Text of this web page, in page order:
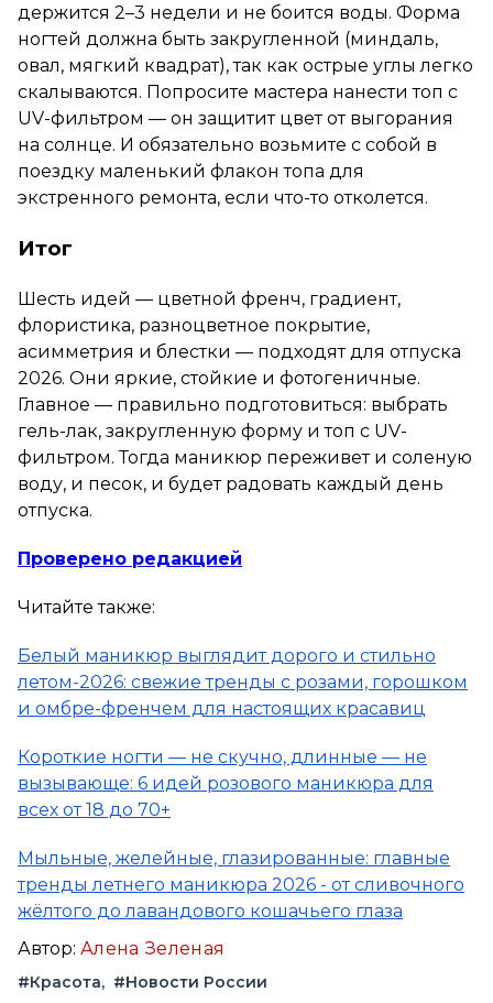
держится 2–3 недели и не боится воды. Форма
ногтей должна быть закругленной (миндаль,
овал, мягкий квадрат), так как острые углы легко
скалываются. Попросите мастера нанести топ с
UV-фильтром — он защитит цвет от выгорания
на солнце. И обязательно возьмите с собой в
поездку маленький флакон топа для
экстренного ремонта, если что-то отколется.
Итог
Шесть идей — цветной френч, градиент,
флористика, разноцветное покрытие,
асимметрия и блестки — подходят для отпуска
2026. Они яркие, стойкие и фотогеничные.
Главное — правильно подготовиться: выбрать
гель-лак, закругленную форму и топ с UV-
фильтром. Тогда маникюр переживет и соленую
воду, и песок, и будет радовать каждый день
отпуска.
Проверено редакцией
Читайте также:
Белый маникюр выглядит дорого и стильно
летом-2026: свежие тренды с розами, горошком
и омбре-френчем для настоящих красавиц
Короткие ногти — не скучно, длинные — не
вызывающе: 6 идей розового маникюра для
всех от 18 до 70+
Мыльные, желейные, глазированные: главные
тренды летнего маникюра 2026 - от сливочного
жёлтого до лавандового кошачьего глаза
Автор: Алена Зеленая
#Красота #Новости России